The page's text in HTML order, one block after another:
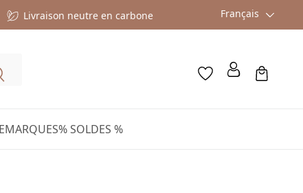
Livraison neutre en carbone Français
MARQUES% SOLDES %